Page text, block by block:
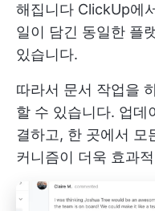
해집니다 ClickUp에
일이 담긴 동일한 플
있습니다.
따라서 문서 작업을
할 수 있습니다. 업데
결하고, 한 곳에서 모
커니즘이 더욱 효과